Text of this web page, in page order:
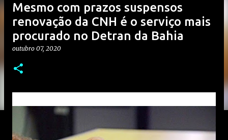
Mesmo com prazos suspensos
renovação da CNH é o serviço mais
procurado no Detran da Bahia
outubro 07, 2020